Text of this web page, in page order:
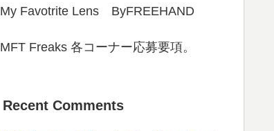
My Favotrite Lens ByFREEHAND
MFT Freaks 各コーナー応募要項。
Recent Comments